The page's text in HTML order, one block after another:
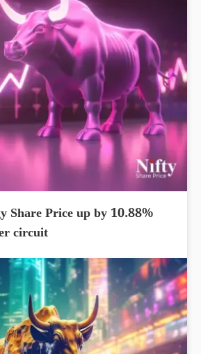
Share Price up by 10.88%
circuit